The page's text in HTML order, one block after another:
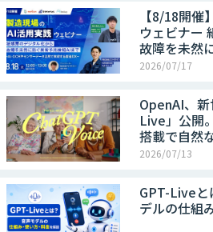
【8/18開催
ウェビナー
故障を未然
2026/07/17
OpenAI、
Live」公開
搭載で自然
2026/07/13
GPT-Liveと
デルの仕組